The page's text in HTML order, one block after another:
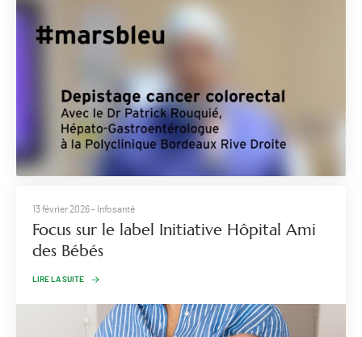
13 février 2026- Infosanté
Focus sur le label Initiative Hôpital Ami
des Bébés
LIRE LA SUITE